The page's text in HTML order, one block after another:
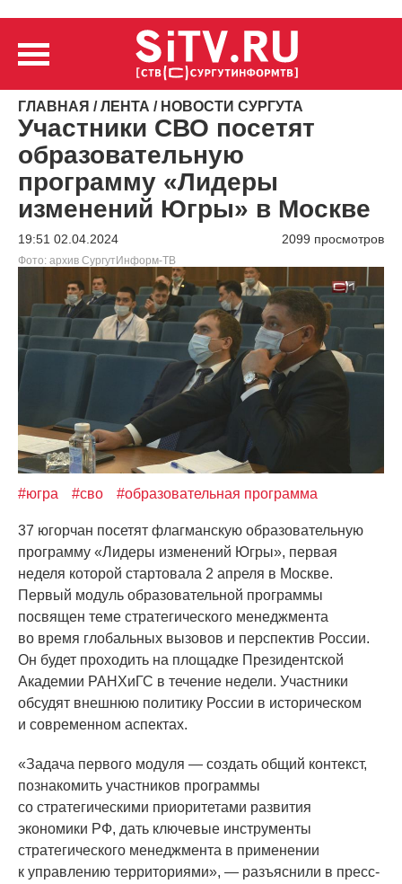
ГЛАВНАЯ /ЛЕНТА / НОВОСТИ СУРГУТА
Участники СВО посетят
образовательную
программу «Лидеры
изменений Югры» в Москве
19:51 02.04.2024 2099 просмотров
Фото: архив СургутИнформ-ТВ
#югра #сво #образовательная программа
37 югорчан посетят флагманскую образовательную
программу «Лидеры изменений Югры», первая
неделя которой стартовала 2 апреля в Москве.
Первый модуль образовательной программы
посвящен теме стратегического менеджмента
во время глобальных вызовов и перспектив России.
Он будет проходить на площадке Президентской
Академии РАНХиГС в течение недели. Участники
обсудят внешнюю политику России в историческом
и современном аспектах.
«Задача первого модуля — создать общий контекст,
познакомить участников программы
со стратегическими приоритетами развития
экономики РФ, дать ключевые инструменты
стратегического менеджмента в применении
к управлению территориями», — разъяснили в пресс-